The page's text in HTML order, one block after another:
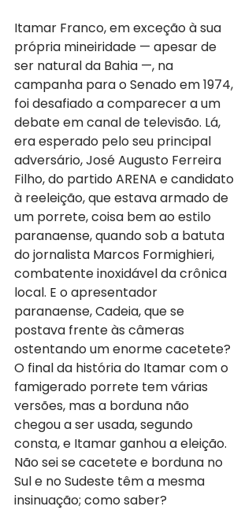
Itamar Franco, em exceção à sua
própria mineiridade — apesar de
ser natural da Bahia —, na
campanha para o Senado em 1974,
foi desafiado a comparecer a um
debate em canal de televisão. Lá,
era esperado pelo seu principal
adversário, José Augusto Ferreira
Filho, do partido ARENA e candidato
à reeleição, que estava armado de
um porrete, coisa bem ao estilo
paranaense, quando sob a batuta
do jornalista Marcos Formighieri,
combatente inoxidável da crônica
local. E o apresentador
paranaense, Cadeia, que se
postava frente às câmeras
ostentando um enorme cacetete?
O final da história do Itamar com o
famigerado porrete tem várias
versões, mas a borduna não
chegou a ser usada, segundo
consta, e Itamar ganhou a eleição.
Não sei se cacetete e borduna no
Sul e no Sudeste têm a mesma
insinuação; como saber?